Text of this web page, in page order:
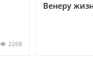
2268
Венеру